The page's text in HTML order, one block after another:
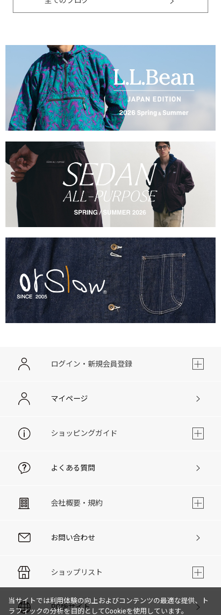
ログイン・新規会員登録
マイページ
ショッピングガイド
よくある質問
会社概要・規約
お問い合わせ
ショップリスト
PC版サイト
当サイトでは利用体験の向上およびコンテンツの最適な提供、ト
ラフィックの分析を目的としてCookieを使用しています。